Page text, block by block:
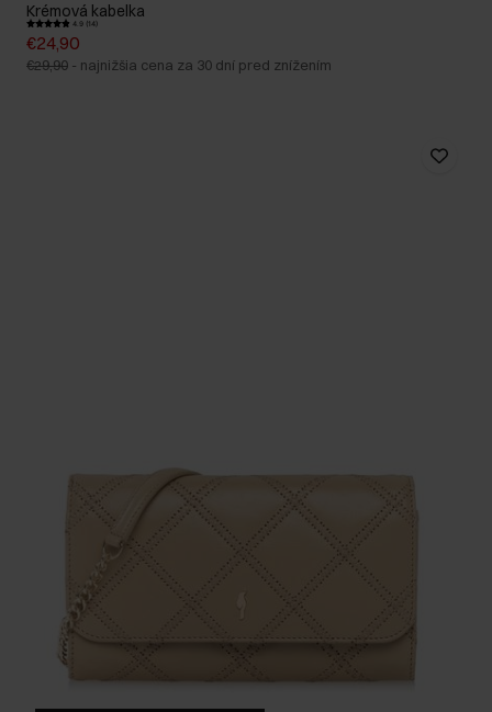
Krémová kabelka
4.9 (14)
€24,90
€29,90 - najnižšia cena za 30 dní pred znížením